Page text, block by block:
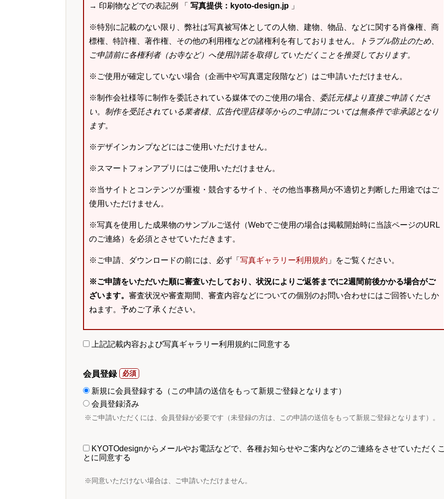
→ 印刷物などでの表記例 「 写真提供：kyoto-design.jp 」
※特別に記載のない限り、弊社は写真被写体としての人物、建物、物品、などに関する肖像権、商
標権、特許権、著作権、その他の利用権などの諸権利を有しておりません。
トラブル防止のため、
ご申請前に各権利者（お寺など）へ使用許諾を取得していただくことを推奨しております。
※ご使用が確定していない場合（企画中や写真選定段階など）はご申請いただけません。
※制作会社様等に制作を委託されている媒体でのご使用の場合、 委託元様より直接ご申請くださ
い。 制作を受託されている業者様、広告代理店様等からのご申請については無条件で非承認となり
ます。
※デザインカンプなどにはご使用いただけません。
※スマートフォンアプリにはご使用いただけません。
※当サイトとコンテンツが重複・競合するサイト、その他当事務局が不適切と判断した用途ではご
使用いただけません。
※写真を使用した成果物のサンプルご送付（Webでご使用の場合は掲載開始時に当該ページのURL
のご連絡）を必須とさせていただきます。
※ご申請、ダウンロードの前には、必ず「 写真ギャラリー利用規約 」をご覧ください。
※ご申請をいただいた順に審査いたしており、状況によりご返答までに2週間前後かかる場合がご
ざいます。 審査状況や審査期間、審査内容などについての個別のお問い合わせにはご回答いたしか
ねます。予めご了承ください。
上記記載内容および写真ギャラリー利用規約に同意する
会員登録
新規に会員登録する（この申請の送信をもって新規ご登録となります）
会員登録済み
※ご申請いただくには、会員登録が必要です（未登録の方は、この申請の送信をもって新規ご登録となります）。
KYOTOdesignからメールやお電話などで、各種お知らせやご案内などのご連絡をさせていただくこ
とに同意する
※同意いただけない場合は、ご申請いただけません。